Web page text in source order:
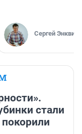
Сергей Энквист
стали